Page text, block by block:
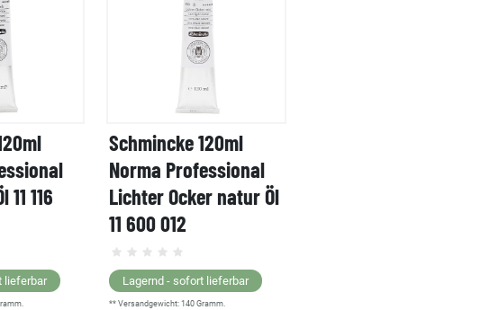
116
lieferbar
Schmincke 120ml
Norma Professional
Lichter Ocker natur Öl
11 600 012
Lagernd - sofort lieferbar
** Versandgewicht: 140 Gramm.